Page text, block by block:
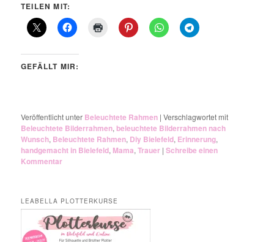
TEILEN MIT:
GEFÄLLT MIR:
Veröffentlicht unter Beleuchtete Rahmen |Verschlagwortet mit
Beleuchtete Bilderrahmen,beleuchtete Bilderrahmen nach
Wunsch, Beleuchtete Rahmen, Diy Bielefeld, Erinnerung,
handgemacht in Bielefeld, Mama,Trauer |Schreibe einen
Kommentar
LEABELLA PLOTTERKURSE